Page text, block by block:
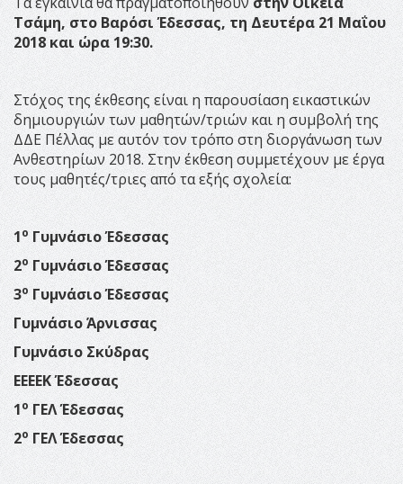
Τσάμη, στο Βαρόσι Έδεσσας, τη Δευτέρα 21 Μαΐου
2018 και ώρα 19:30.
Στόχος της έκθεσης είναι η παρουσίαση εικαστικών
δημιουργιών των μαθητών/τριών και η συμβολή της
ΔΔΕ Πέλλας με αυτόν τον τρόπο στη διοργάνωση των
Ανθεστηρίων 2018. Στην έκθεση συμμετέχουν με έργα
τους μαθητές/τριες από τα εξής σχολεία:
1οΓυμνάσιο Έδεσσας
2ο Γυμνάσιο Έδεσσας
3ο Γυμνάσιο Έδεσσας
Γυμνάσιο Άρνισσας
Γυμνάσιο Σκύδρας
ΕΕΕΕΚ Έδεσσας
1ο ΓΕΛ Έδεσσας
2ο ΓΕΛ Έδεσσας